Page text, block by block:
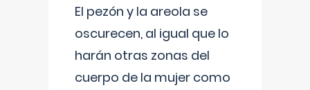
El pezón y la areola se
oscurecen, al igual que lo
harán otras zonas del
cuerpo de la mujer como